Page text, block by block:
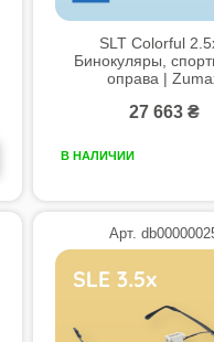
SLT Colorful
Бинокуляры,
оправа |
27 663 ₴
В НАЛИЧИИ
Арт.